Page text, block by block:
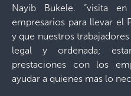
Nayib Bukele. “visita
empresarios para llevar el
y que nuestros
legal y ordenada;
prestaciones con los
ayudar a quienes mas lo